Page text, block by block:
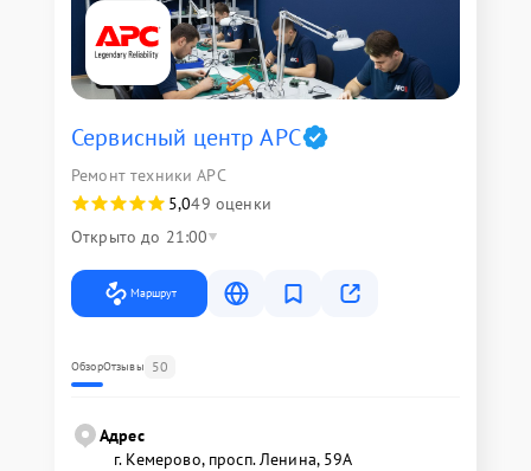
Сервисный центр APC
Ремонт техники APC
5,049 оценки
Открыто до 21:00
Маршрут
ОбзорОтзывы 50
Адрес
г. Кемерово, просп. Ленина, 59А